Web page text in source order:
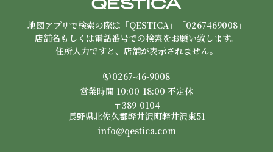
地図アプリで検索の際は「QESTICA」「0267469008」
店舗名もしくは電話番号での検索をお願い致します。
住所入力ですと、店舗が表示されません。
0267-46-9008
営業時間 10:00-18:00 不定休
〒389-0104
長野県北佐久郡軽井沢町軽井沢東51
info@qestica.com